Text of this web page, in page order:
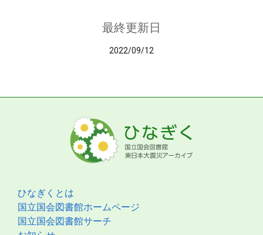
最終更新日
2022/09/12
ひなぎくとは
国立国会図書館ホームページ
国立国会図書館サーチ